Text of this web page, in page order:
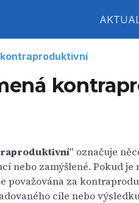
kontraproduktivní
" označuje
nebo zamýšlené. Pokud
považována za
cíle nebo